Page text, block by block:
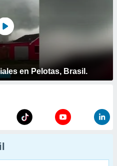
en Pelotas, Brasil.